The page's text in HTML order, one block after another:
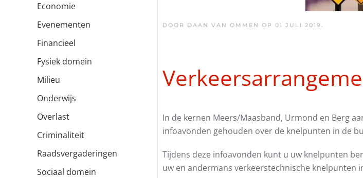
DOOR DAAN VAN OMMEN OP 01 JULI 2019 .
In de kernen Meers/Maasband, Urmond en Berg
infoavonden gehouden over de knelpunten in de
Tijdens deze infoavonden kunt u uw knelpunten
uw en andermans verkeerstechnische knelpunten
Economie
Evenementen
Financieel
Fysiek domein
Milieu
Onderwijs
Overlast
Criminaliteit
Raadsvergaderingen
Sociaal domein